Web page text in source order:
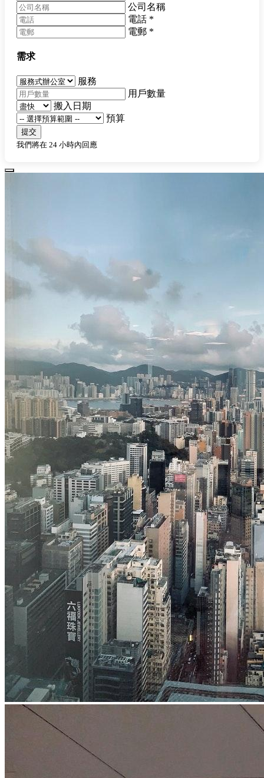
公司名稱
電話 *
電郵 *
需求
服務
用戶數量
搬入日期
預算
提交
我們將在 24 小時內回應